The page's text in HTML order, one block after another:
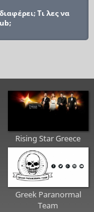
Τι λες να
Rising Star Greece
Greek Paranormal
Team